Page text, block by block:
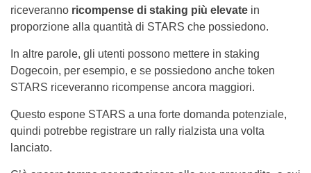
riceveranno ricompense di staking più elevate in
proporzione alla quantità di STARS che possiedono.
In altre parole, gli utenti possono mettere in staking
Dogecoin, per esempio, e se possiedono anche token
STARS riceveranno ricompense ancora maggiori.
Questo espone STARS a una forte domanda potenziale,
quindi potrebbe registrare un rally rialzista una volta
lanciato.